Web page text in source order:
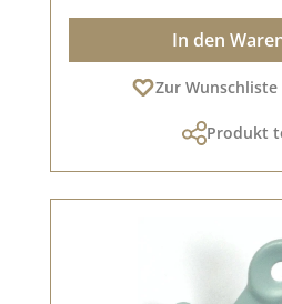
In den
Zur
Produkt